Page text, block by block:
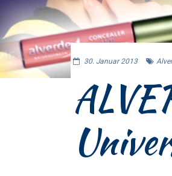
30. Januar 2013